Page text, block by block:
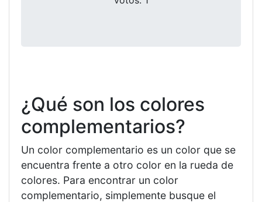
¿Qué son los colores
complementarios?
Un color complementario es un color que se
encuentra frente a otro color en la rueda de
colores. Para encontrar un color
complementario, simplemente busque el